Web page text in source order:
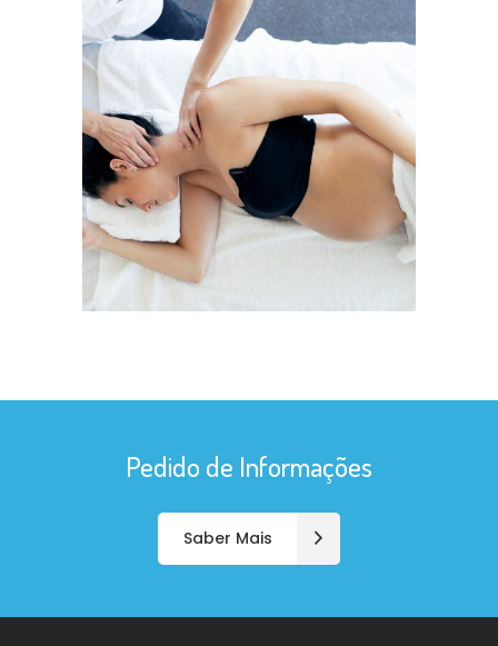
Pedido de Informações
Saber Mais